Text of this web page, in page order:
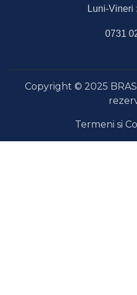
Luni-Vineri
0731
Copyright © 2025
Termeni si